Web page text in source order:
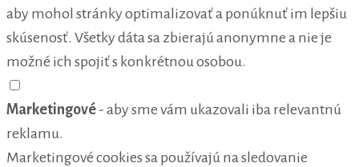
aby mohol stránky optimalizovať a ponúknuť im lepšiu
skúsenosť. Všetky dáta sa zbierajú anonymne a nie je
možné ich spojiť s konkrétnou osobou.
Marketingové - aby sme vám ukazovali iba relevantnú
reklamu.
Marketingové cookies sa používajú na sledovanie